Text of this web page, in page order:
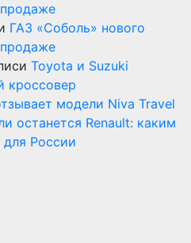
ГАЗ «Соболь» нового
Toyota и Suzuki
кроссовер
модели Niva Travel
останется Renault: каким
России